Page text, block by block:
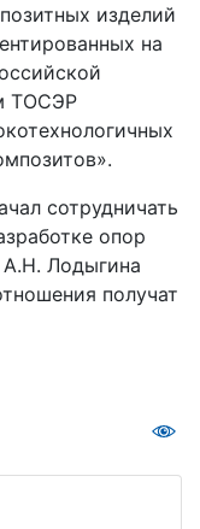
изделий
на
ТОСЭР
сотрудничать
опор
Лодыгина
получат